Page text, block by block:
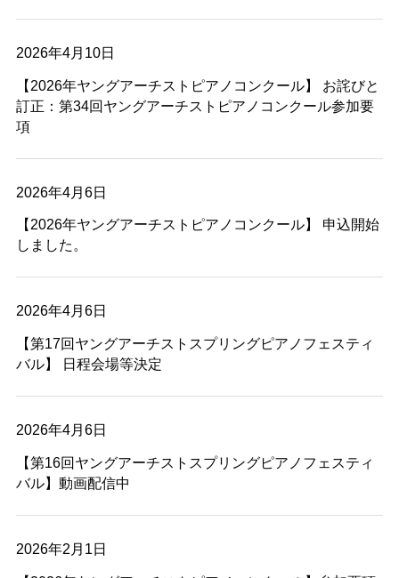
2026年4月10日
【2026年ヤングアーチストピアノコンクール】 お詫びと
訂正：第34回ヤングアーチストピアノコンクール参加要
項
2026年4月6日
【2026年ヤングアーチストピアノコンクール】 申込開始
しました。
2026年4月6日
【第17回ヤングアーチストスプリングピアノフェスティ
バル】 日程会場等決定
2026年4月6日
【第16回ヤングアーチストスプリングピアノフェスティ
バル】動画配信中
2026年2月1日